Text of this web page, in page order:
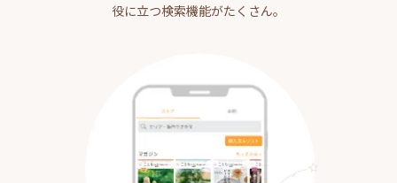
役に立つ検索機能がたくさん。